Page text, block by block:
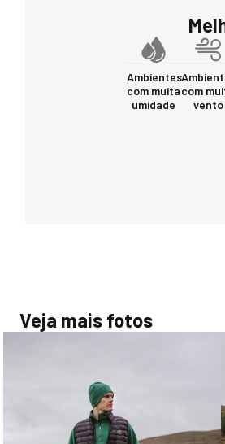
Ambientes
com muita
umidade
com
vento
Veja mais fotos